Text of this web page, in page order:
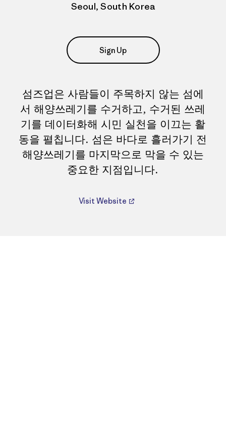
Seoul, South Korea
Sign Up
섬즈업은 사람들이 주목하지 않는 섬에
서 해양쓰레기를 수거하고, 수거된 쓰레
기를 데이터화해 시민 실천을 이끄는 활
동을 펼칩니다. 섬은 바다로 흘러가기 전
해양쓰레기를 마지막으로 막을 수 있는
중요한 지점입니다.
Visit Website